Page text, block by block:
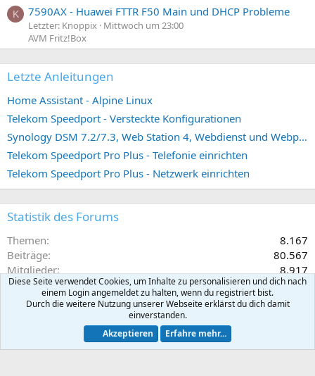
K 7590AX - Huawei FTTR F50 Main und DHCP Probleme
Letzter: Knoppix
Mittwoch um 23:00
AVM Fritz!Box
Letzte Anleitungen
Home Assistant - Alpine Linux
Telekom Speedport - Versteckte Konfigurationen
Synology DSM 7.2/7.3, Web Station 4, Webdienst und Webportal erstellen (ehemals vHost)
Telekom Speedport Pro Plus - Telefonie einrichten
Telekom Speedport Pro Plus - Netzwerk einrichten
Statistik des Forums
Themen
8.167
Beiträge
80.567
Mitglieder
8.917
Neuestes Mitglied
Goofy1964
E-MailLink
Diese Seite verwendet Cookies, um Inhalte zu personalisieren und dich nach
einem Login angemeldet zu halten, wenn du registriert bist.
Durch die weitere Nutzung unserer Webseite erklärst du dich damit
einverstanden.
Akzeptieren
Erfahre mehr...